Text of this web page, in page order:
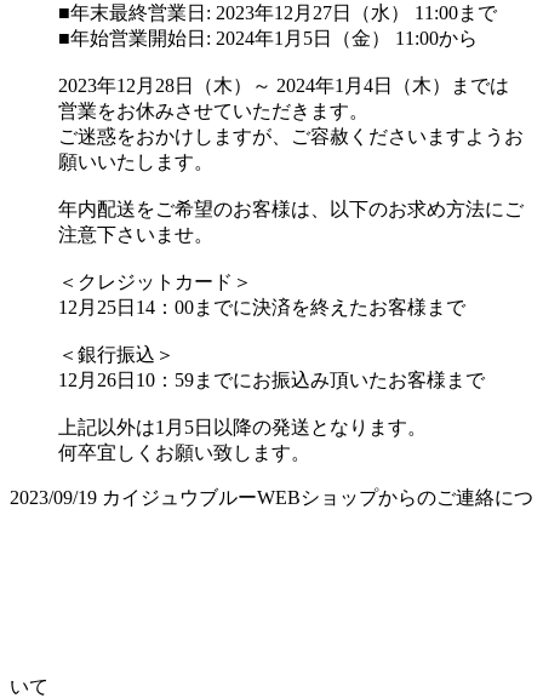
■年末最終営業日: 2023年12月27日（水） 11:00まで
■年始営業開始日: 2024年1月5日（金） 11:00から
2023年12月28日（木）～ 2024年1月4日（木）までは
営業をお休みさせていただきます。
ご迷惑をおかけしますが、ご容赦くださいますようお
願いいたします。
年内配送をご希望のお客様は、以下のお求め方法にご
注意下さいませ。
＜クレジットカード＞
12月25日14：00までに決済を終えたお客様まで
＜銀行振込＞
12月26日10：59までにお振込み頂いたお客様まで
上記以外は1月5日以降の発送となります。
何卒宜しくお願い致します。
2023/09/19 カイジュウブルーWEBショップからのご連絡につ
いて